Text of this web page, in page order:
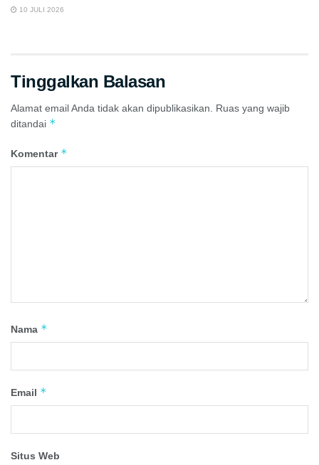
10 JULI 2026
Tinggalkan Balasan
Alamat email Anda tidak akan dipublikasikan.
Ruas yang wajib
ditandai *
Komentar *
Nama *
Email *
Situs Web